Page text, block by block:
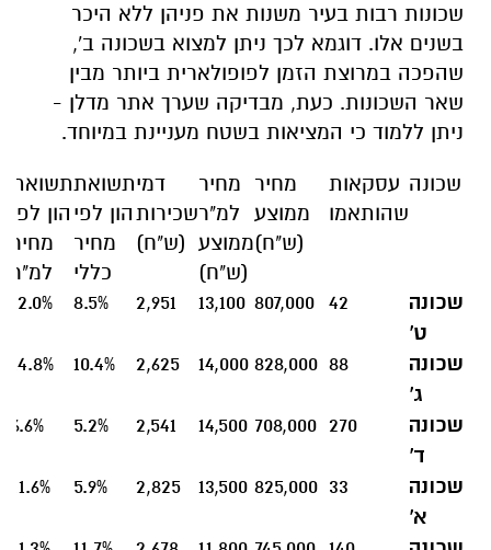
שכונות רבות בעיר משנות את פניהן ללא היכר
בשנים אלו. דוגמא לכך ניתן למצוא בשכונה ב',
שהפכה במרוצת הזמן לפופולארית ביותר מבין
שאר השכונות. כעת, מבדיקה שערך אתר מדלן -
ניתן ללמוד כי המציאות בשטח מעניינת במיוחד.
שכונה עסקאות
שהותאמו
מחיר
ממוצע
(ש"ח)
מחיר
למ"ר
ממוצע
(ש"ח)
דמי
שכירות
(ש"ח)
תשואת
הון לפי
מחיר
כללי
תשואת
הון לפי
מחיר
למ"ר
שכונה
ט'
42
807,000
13,100
2,951
8.5%
12.0%
שכונה
ג'
88
828,000
14,000
2,625
10.4%
14.8%
שכונה
ד'
270
708,000
14,500
2,541
5.2%
6.6%
שכונה
א'
33
825,000
13,500
2,825
5.9%
11.6%